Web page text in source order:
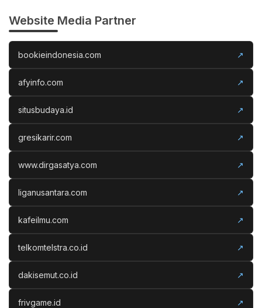
Website Media Partner
bookieindonesia.com ↗
afyinfo.com ↗
situsbudaya.id ↗
gresikarir.com ↗
www.dirgasatya.com ↗
liganusantara.com ↗
kafeilmu.com ↗
telkomtelstra.co.id ↗
dakisemut.co.id ↗
frivgame.id ↗